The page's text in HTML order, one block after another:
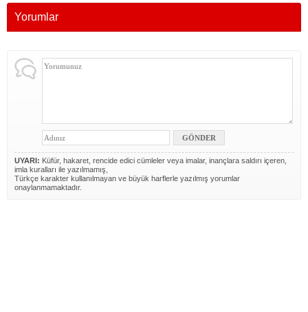
Yorumlar
UYARI: Küfür, hakaret, rencide edici cümleler veya imalar, inançlara saldırı içeren,
imla kuralları ile yazılmamış,
Türkçe karakter kullanılmayan ve büyük harflerle yazılmış yorumlar
onaylanmamaktadır.